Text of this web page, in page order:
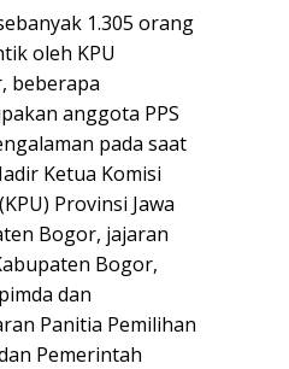
1.305 orang
oleh KPU
beberapa
anggota PPS
pada saat
Ketua Komisi
Provinsi Jawa
Bogor, jajaran
Bogor,
dan
Panitia Pemilihan
Pemerintah